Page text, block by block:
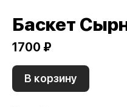
Баскет
1700 ₽
В корзину